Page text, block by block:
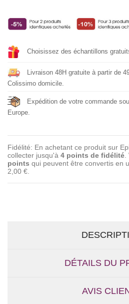
Choisissez des échantillons
Livraison 48H gratuite à partir de
Colissimo domicile.
Expédition de votre commande
Europe.
Fidélité: En achetant ce produit sur
collecter jusqu'à 4 points de fidélité
points qui peuvent être convertis en
2,00 €
DÉTAILS DU
AVIS